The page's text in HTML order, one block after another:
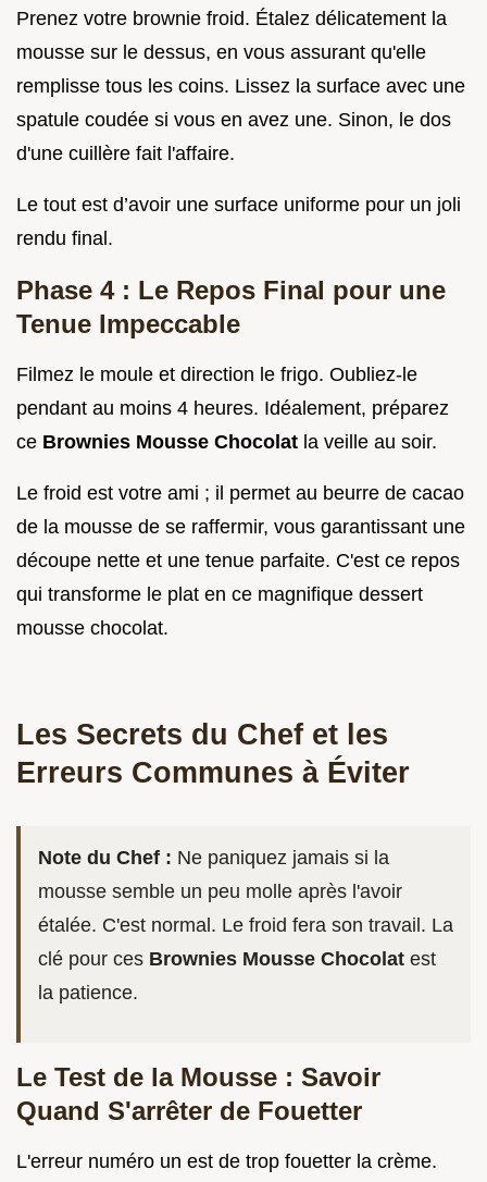
Prenez votre brownie froid. Étalez délicatement la
mousse sur le dessus, en vous assurant qu'elle
remplisse tous les coins. Lissez la surface avec une
spatule coudée si vous en avez une. Sinon, le dos
d'une cuillère fait l'affaire.
Le tout est d’avoir une surface uniforme pour un joli
rendu final.
Phase 4 : Le Repos Final pour une
Tenue Impeccable
Filmez le moule et direction le frigo. Oubliez-le
pendant au moins 4 heures. Idéalement, préparez
ce Brownies Mousse Chocolat la veille au soir.
Le froid est votre ami ; il permet au beurre de cacao
de la mousse de se raffermir, vous garantissant une
découpe nette et une tenue parfaite. C'est ce repos
qui transforme le plat en ce magnifique dessert
mousse chocolat.
Les Secrets du Chef et les
Erreurs Communes à Éviter
Note du Chef : Ne paniquez jamais si la
mousse semble un peu molle après l'avoir
étalée. C'est normal. Le froid fera son travail. La
clé pour ces Brownies Mousse Chocolat est
la patience.
Le Test de la Mousse : Savoir
Quand S'arrêter de Fouetter
L'erreur numéro un est de trop fouetter la crème.